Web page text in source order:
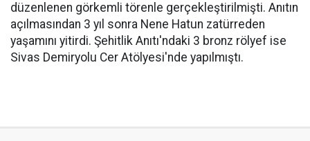
düzenlenen görkemli törenle gerçekleştirilmişti. Anıtın
açılmasından 3 yıl sonra Nene Hatun zatürreden
yaşamını yitirdi. Şehitlik Anıtı'ndaki 3 bronz rölyef ise
Sivas Demiryolu Cer Atölyesi'nde yapılmıştı.